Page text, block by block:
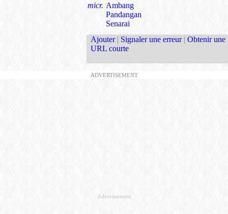
micr. Ambang
Pandangan
Senarai
Ajouter | Signaler une erreur | Obtenir une
URL courte
ADVERTISEMENT
Advertisement